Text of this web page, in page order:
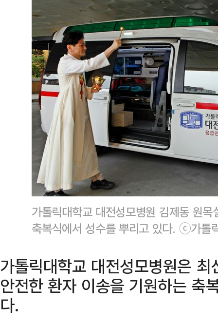
가톨릭대학교 대전성모병원 김제동 원
축복식에서 성수를 뿌리고 있다. ⓒ가톨
가톨릭대학교 대전성모병원은
안전한 환자 이송을 기원하는 축
다.